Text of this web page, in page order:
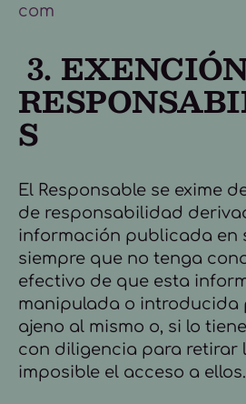
com
3.
S
El Responsable se exime
de responsabilidad
información publicada en
siempre que no tenga
efectivo de que esta
manipulada o introducida
ajeno al mismo o, si lo
con diligencia para retirar
imposible el acceso a ellos.